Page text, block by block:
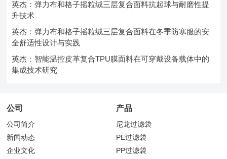
英杰：弹力布和格子摇粒绒三层复合面料抗起球与耐磨性提
升技术
英杰：弹力布和格子摇粒绒三层复合面料在冬季防寒服的安
全舒适性设计与实践
英杰：智能温控皮革复合TPU膜面料在可穿戴设备载体中的
集成技术研究
公司
公司简介
新闻动态
企业文化
产品
尼龙过滤袋
PE过滤袋
PP过滤袋